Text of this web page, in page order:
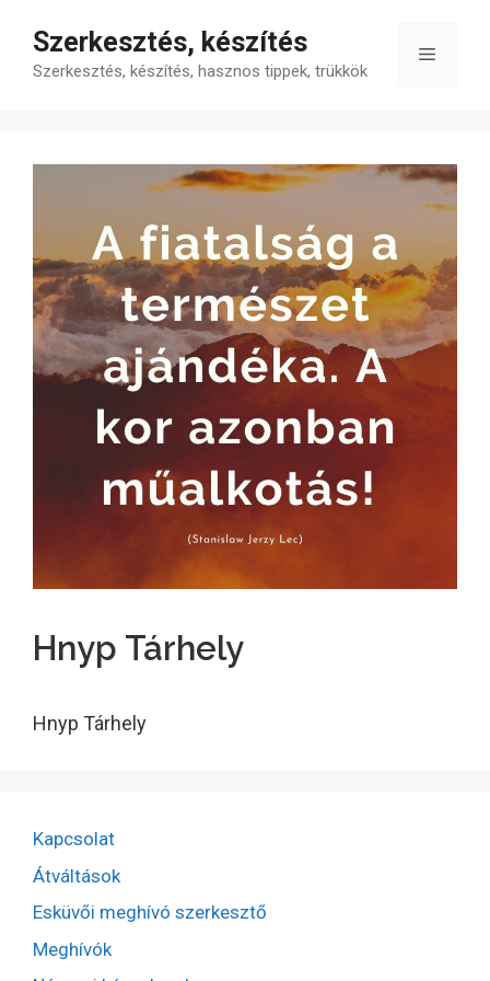
tartalomba
Szerkesztés, készítés
Szerkesztés, készítés, hasznos tippek, trükkök
Menü
Hnyp Tárhely
Hnyp Tárhely
Kapcsolat
Átváltások
Esküvői meghívó szerkesztő
Meghívók